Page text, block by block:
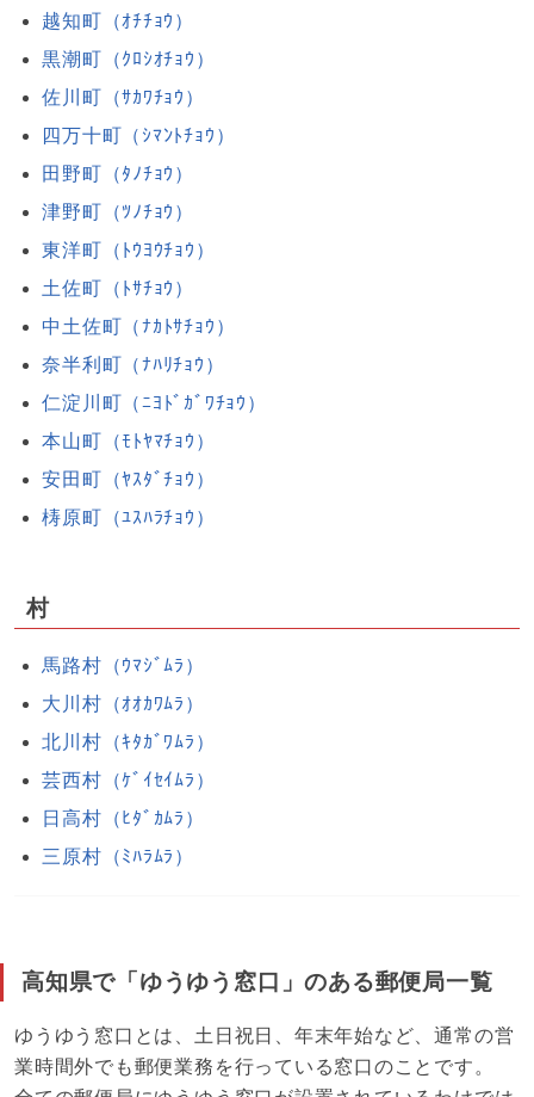
越知町（ｵﾁﾁｮｳ）
黒潮町（ｸﾛｼｵﾁｮｳ）
佐川町（ｻｶﾜﾁｮｳ）
四万十町（ｼﾏﾝﾄﾁｮｳ）
田野町（ﾀﾉﾁｮｳ）
津野町（ﾂﾉﾁｮｳ）
東洋町（ﾄｳﾖｳﾁｮｳ）
土佐町（ﾄｻﾁｮｳ）
中土佐町（ﾅｶﾄｻﾁｮｳ）
奈半利町（ﾅﾊﾘﾁｮｳ）
仁淀川町（ﾆﾖﾄﾞｶﾞﾜﾁｮｳ）
本山町（ﾓﾄﾔﾏﾁｮｳ）
安田町（ﾔｽﾀﾞﾁｮｳ）
梼原町（ﾕｽﾊﾗﾁｮｳ）
村
馬路村（ｳﾏｼﾞﾑﾗ）
大川村（ｵｵｶﾜﾑﾗ）
北川村（ｷﾀｶﾞﾜﾑﾗ）
芸西村（ｹﾞｲｾｲﾑﾗ）
日高村（ﾋﾀﾞｶﾑﾗ）
三原村（ﾐﾊﾗﾑﾗ）
高知県で「ゆうゆう窓口」のある郵便局一覧
ゆうゆう窓口とは、土日祝日、年末年始など、通常の営
業時間外でも郵便業務を行っている窓口のことです。